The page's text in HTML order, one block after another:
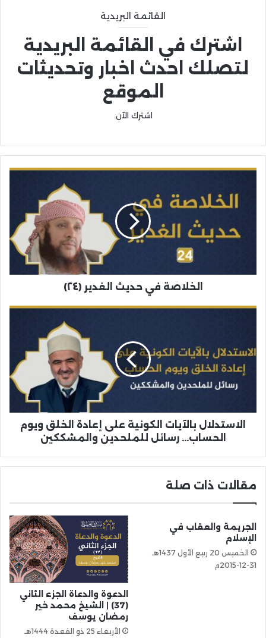
القائمة البريدية
اشترك في القائمة البريدية
لتصلك احدث اخبار وتحديثات
الموقع
اشترك الآن.
الخلاصة في حديث الغدير (٢٤)
الاستدلال بالآيات الكونية على إعادة الخلق ويوم
الحساب... رسائل للملحدين والمشككين
مقالات ذات صلة
الجريمة والعقاب في
الإسلام
الخميس 20 ربيع الأول 1437هـ
31-12-2015م
الدعوة والدعاة الجزء الثاني
(37) | الشيخ محمد خير
رمضان يوسف
الأربعاء 25 ذو القعدة 1444هـ